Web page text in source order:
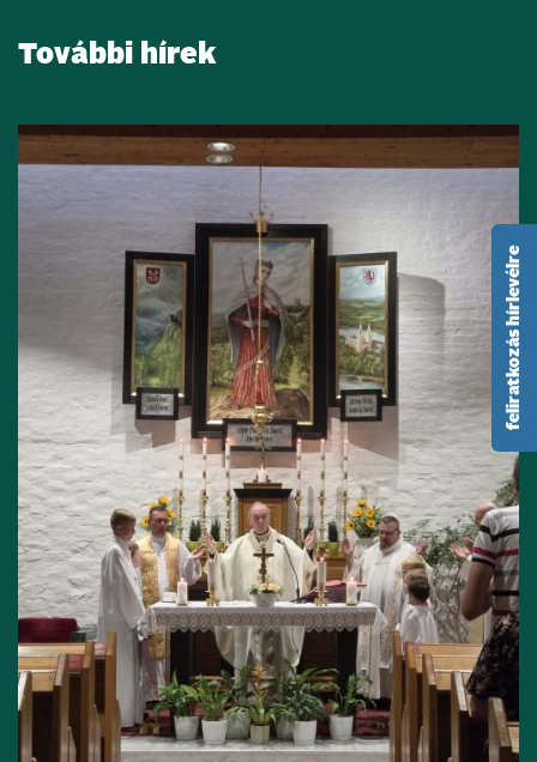
További hírek
feliratkozás hírlevélre